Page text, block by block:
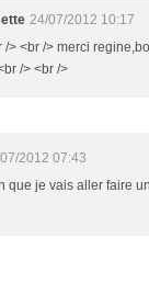
24/07/2012 10:17
/> <br /> merci
/> <br />
2012 07:43
que je vais aller faire